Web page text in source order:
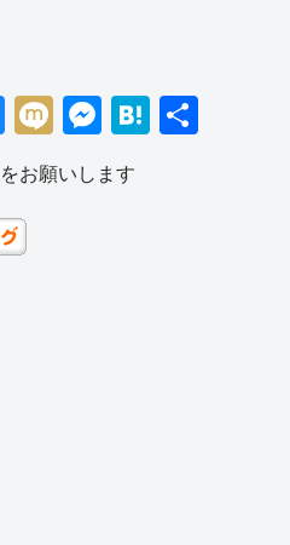
Bl
u
e
sk
y
M
ixi
M
e
ss
H
お願いします